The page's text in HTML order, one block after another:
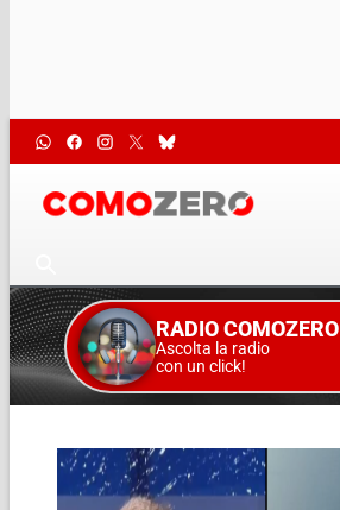
RADIO COMOZERO
Ascolta la radio
con un click!